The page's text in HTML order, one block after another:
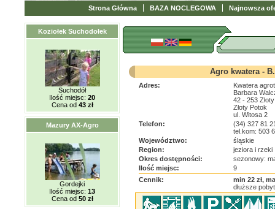
Strona Główna BAZA NOCLEGOWA Najnowsza
Koziołek Suchodołek
Suchodół
Ilość miejsc: 20
Cena od 43 zł
Mazury AX-Agro
Gordejki
Ilość miejsc: 13
Cena od 50 zł
Agro kwatera -
Adres:
Kwatera
Barbara
42 - 253
Złoty Potok
ul. Witosa 2
Telefon:
(34) 327 81
tel.kom: 503
Województwo:
śląskie
Region:
jeziora i rzeki
Okres dostępności:
sezonowy:
Ilość miejsc:
9
Cennik:
min 22 zł,
dłuższe